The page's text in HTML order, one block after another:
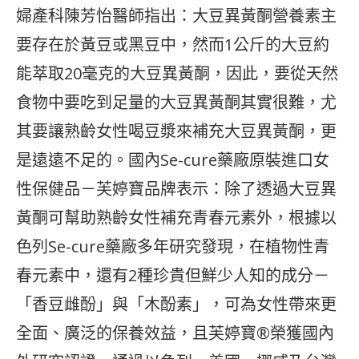
婦產科陳芳怡醫師指出：大豆異黃酮營養素主
要存在於黃豆或黑豆中，然而1公斤的大豆約
能萃取20毫克的大豆異黃酮，因此，要從天然
食物中要吃到足量的大豆異黃酮其實很難，尤
其要讓熟齡女性喝豆漿來補充大豆異黃酮，更
是遠遠不足的。國內Se-cure藥廠原裝進口女
性保健品－芙婷寶品牌表示：除了透過大豆異
黃酮可幫助熟齡女性補充青春元素外，根據以
色列Se-cure藥廠多年研究發現，在植物性青
春元素中，還有2種珍貴但鮮少人知的成分－
「香豆雌酚」與「木酚素」，可為女性帶來更
全面、廣泛的保養效益，且芙婷寶®榮獲國內